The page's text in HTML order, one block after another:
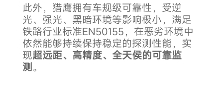
此外，猎鹰拥有车规级可靠性，受逆
光、强光、黑暗环境等影响极小，满足
铁路行业标准EN50155，在恶劣环境中
依然能够持续保持稳定的探测性能，实
现超远距、高精度、全天侯的可靠监
测。